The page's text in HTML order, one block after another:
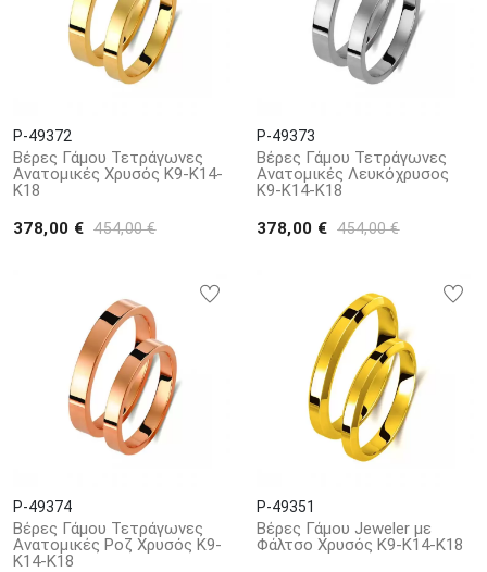
P-49372
Βέρες Γάμου Τετράγωνες
Ανατομικές Χρυσός Κ9-Κ14-
Κ18
378,00 € 454,00 €
P-49373
Βέρες Γάμου Τετράγωνες
Ανατομικές Λευκόχρυσος
Κ9-Κ14-Κ18
378,00 € 454,00 €
P-49374
Βέρες Γάμου Τετράγωνες
Ανατομικές Ροζ Χρυσός Κ9-
Κ14-Κ18
P-49351
Βέρες Γάμου Jeweler με
Φάλτσο Χρυσός Κ9-Κ14-Κ18